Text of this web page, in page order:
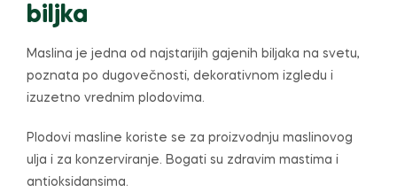
biljka
Maslina je jedna od najstarijih gajenih biljaka na svetu,
poznata po dugovečnosti, dekorativnom izgledu i
izuzetno vrednim plodovima.
Plodovi masline koriste se za proizvodnju maslinovog
ulja i za konzerviranje. Bogati su zdravim mastima i
antioksidansima.